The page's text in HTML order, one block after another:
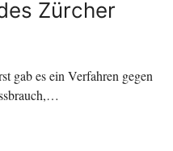
Zürcher
gab es ein Verfahren gegen